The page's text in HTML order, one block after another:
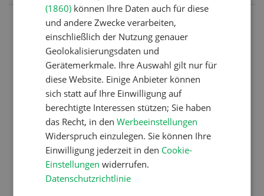
Nutztiere
Schweizer Kuhnamen: Liste
von A-Z
Betriebsführung
Ressourcen: Mit Fäusten
gegen die Alters-Sichtigkeit
(1860) können Ihre Daten auch für diese
und andere Zwecke verarbeiten,
einschließlich der Nutzung genauer
Geolokalisierungsdaten und
Gerätemerkmale. Ihre Auswahl gilt nur für
diese Website. Einige Anbieter können
sich statt auf Ihre Einwilligung auf
berechtigte Interessen stützen; Sie haben
das Recht, in denWerbeeinstellungen
Widerspruch einzulegen. Sie können Ihre
Einwilligung jederzeit in den Cookie-
Einstellungen widerrufen.
Datenschutzrichtlinie